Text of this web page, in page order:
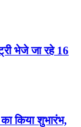
भेजे जा रहे 16
किया शुभारंभ,